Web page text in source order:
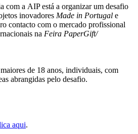
com a AIP está a organizar um desafio
inovadores Made in Portugal e
contacto com o mercado profissional
na Feira PaperGift/
de 18 anos, individuais, com
abrangidas pelo desafio.
aqui.